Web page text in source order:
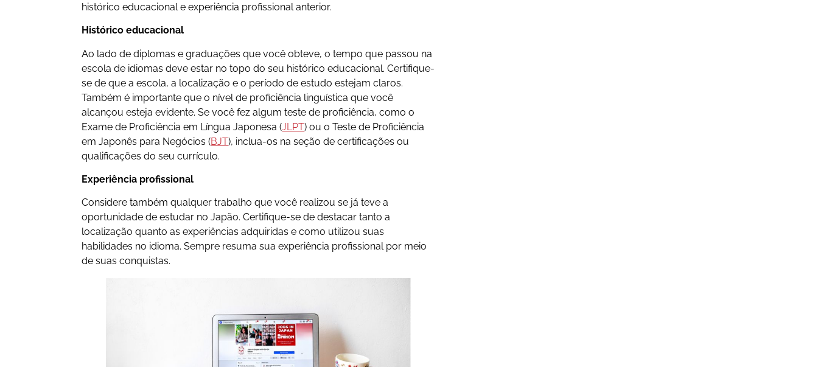
histórico educacional e experiência profissional anterior.
Histórico educacional
Ao lado de diplomas e graduações que você obteve, o tempo que passou na
escola de idiomas deve estar no topo do seu histórico educacional. Certifique-
se de que a escola, a localização e o período de estudo estejam claros.
Também é importante que o nível de proficiência linguística que você
alcançou esteja evidente. Se você fez algum teste de proficiência, como o
Exame de Proficiência em Língua Japonesa (JLPT) ou o Teste de Proficiência
em Japonês para Negócios (BJT), inclua-os na seção de certificações ou
qualificações do seu currículo.
Experiência profissional
Considere também qualquer trabalho que você realizou se já teve a
oportunidade de estudar no Japão. Certifique-se de destacar tanto a
localização quanto as experiências adquiridas e como utilizou suas
habilidades no idioma. Sempre resuma sua experiência profissional por meio
de suas conquistas.